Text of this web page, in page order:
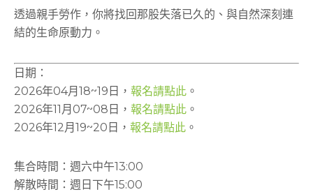
透過親手勞作，你將找回那股失落已久的、與自然深刻連
結的生命原動力。
日期：
2026年04月18~19日， 報名請點此 。
2026年11月07~08日， 報名請點此 。
2026年12月19~20日， 報名請點此 。
集合時間：週六中午13:00
解散時間：週日下午15:00